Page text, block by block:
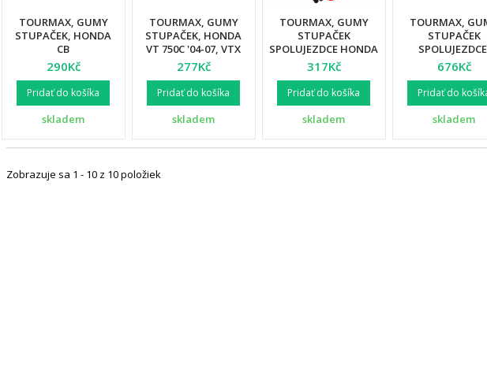
TOURMAX, GUMY
STUPAČEK, HONDA
CB
500/600/750/900/1300,
CBF 500/600/1000, CBR
600/900/1100, VFR 800,
290Kč
Pridať do košíka
skladem
TOURMAX, GUMY
STUPAČEK, HONDA
VT 750C '04-07, VTX
1800C '06-07 (2 KS.)
277Kč
Pridať do košíka
skladem
TOURMAX, GUMY
STUPAČEK
SPOLUJEZDCE HONDA
VT 125/600/750, VTX
1300
317Kč
Pridať do košíka
skladem
TOURMAX,
STUPAČEK
SPOLUJEZDCE,
HONDA CA 125S
'99, CMX 250C
(OEM:50710-461-
676Kč
Pridať do
skladem
Zobrazuje sa 1 - 10 z 10 položiek